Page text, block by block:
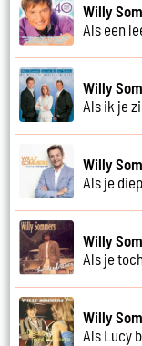
Willy
Als een
Willy
Als ik je
Willy
Als je
Willy
Als je
Willy
Als Lucy